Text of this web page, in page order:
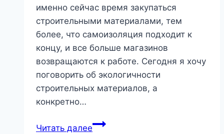
именно сейчас время закупаться
строительными материалами, тем
более, что самоизоляция подходит к
концу, и все больше магазинов
возвращаются к работе. Сегодня я хочу
поговорить об экологичности
строительных материалов, а
конкретно…
Читать далее«Ядовитая